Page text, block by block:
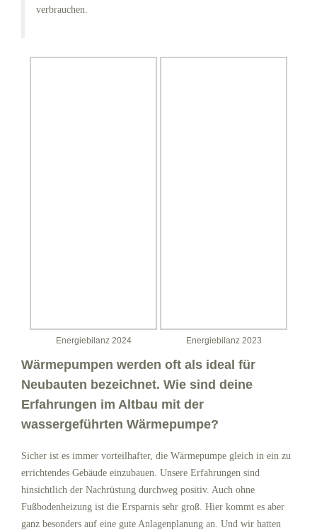
verbrauchen.
Energiebilanz 2024 Energiebilanz 2023
Wärmepumpen werden oft als ideal für
Neubauten bezeichnet. Wie sind deine
Erfahrungen im Altbau mit der
wassergeführten Wärmepumpe?
Sicher ist es immer vorteilhafter, die Wärmepumpe gleich in ein zu
errichtendes Gebäude einzubauen. Unsere Erfahrungen sind
hinsichtlich der Nachrüstung durchweg positiv. Auch ohne
Fußbodenheizung ist die Ersparnis sehr groß. Hier kommt es aber
ganz besonders auf eine gute Anlagenplanung an. Und wir hatten